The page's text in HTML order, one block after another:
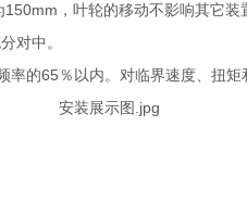
，叶轮的移动不影响其它装
对中。
的65％以内。对临界速度、扭矩